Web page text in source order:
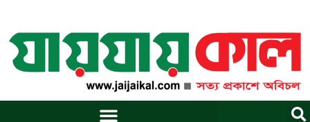
content